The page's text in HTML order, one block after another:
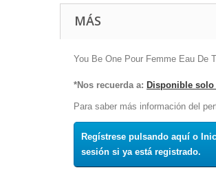
MÁS
You Be One Pour Femme Eau De
*Nos recuerda a: Disponible
Para saber más información del
Regístrese pulsando aquí o
sesión si ya está registrado.